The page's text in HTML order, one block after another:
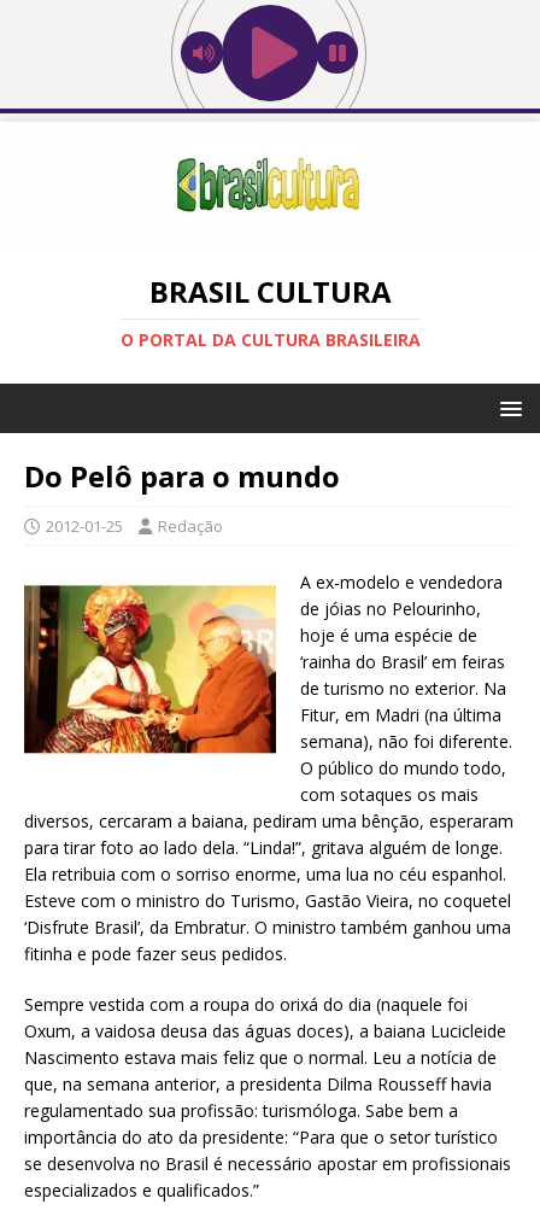
BRASIL CULTURA
O PORTAL DA CULTURA BRASILEIRA
Do Pelô para o mundo
2012-01-25 Redação
A ex-modelo e vendedora
de jóias no Pelourinho,
hoje é uma espécie de
‘rainha do Brasil’ em feiras
de turismo no exterior. Na
Fitur, em Madri (na última
semana), não foi diferente.
O público do mundo todo,
com sotaques os mais
diversos, cercaram a baiana, pediram uma bênção, esperaram
para tirar foto ao lado dela. “Linda!”, gritava alguém de longe.
Ela retribuia com o sorriso enorme, uma lua no céu espanhol.
Esteve com o ministro do Turismo, Gastão Vieira, no coquetel
‘Disfrute Brasil’, da Embratur. O ministro também ganhou uma
fitinha e pode fazer seus pedidos.
Sempre vestida com a roupa do orixá do dia (naquele foi
Oxum, a vaidosa deusa das águas doces), a baiana Lucicleide
Nascimento estava mais feliz que o normal. Leu a notícia de
que, na semana anterior, a presidenta Dilma Rousseff havia
regulamentado sua profissão: turismóloga. Sabe bem a
importância do ato da presidente: “Para que o setor turístico
se desenvolva no Brasil é necessário apostar em profissionais
especializados e qualificados.”